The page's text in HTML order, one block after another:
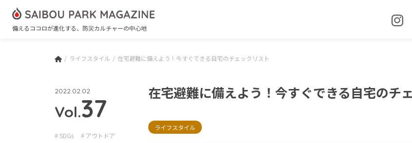
備えるココロが進化する、防災カルチャーの中心地
ライフスタイル 在宅避難に備えよう！今すぐできる自宅のチェックリスト
2022.02.02
Vol.37
# SDGs
# アウトドア
在宅避難に備えよう！今すぐできる自宅のチ
ライフスタイル